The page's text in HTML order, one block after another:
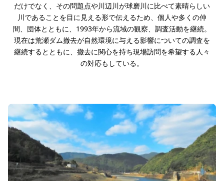
だけでなく、その問題点や川辺川が球磨川に比べて素晴らしい
川であることを目に見える形で伝えるため、個人や多くの仲
間、団体とともに、1993年から流域の観察、調査活動を継続。
現在は荒瀬ダム撤去が自然環境に与える影響についての調査を
継続するとともに、撤去に関心を持ち現場訪問を希望する人々
の対応もしている。